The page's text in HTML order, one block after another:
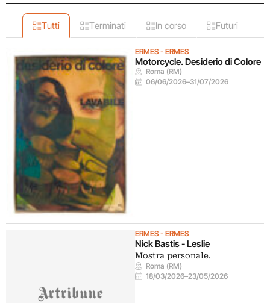
Tutti Terminati In corso Futuri
ERMES - ERMES
Motorcycle. Desiderio di Colore
Roma (RM)
06/06/2026–31/07/2026
ERMES - ERMES
Nick Bastis - Leslie
Mostra personale.
Roma (RM)
18/03/2026–23/05/2026